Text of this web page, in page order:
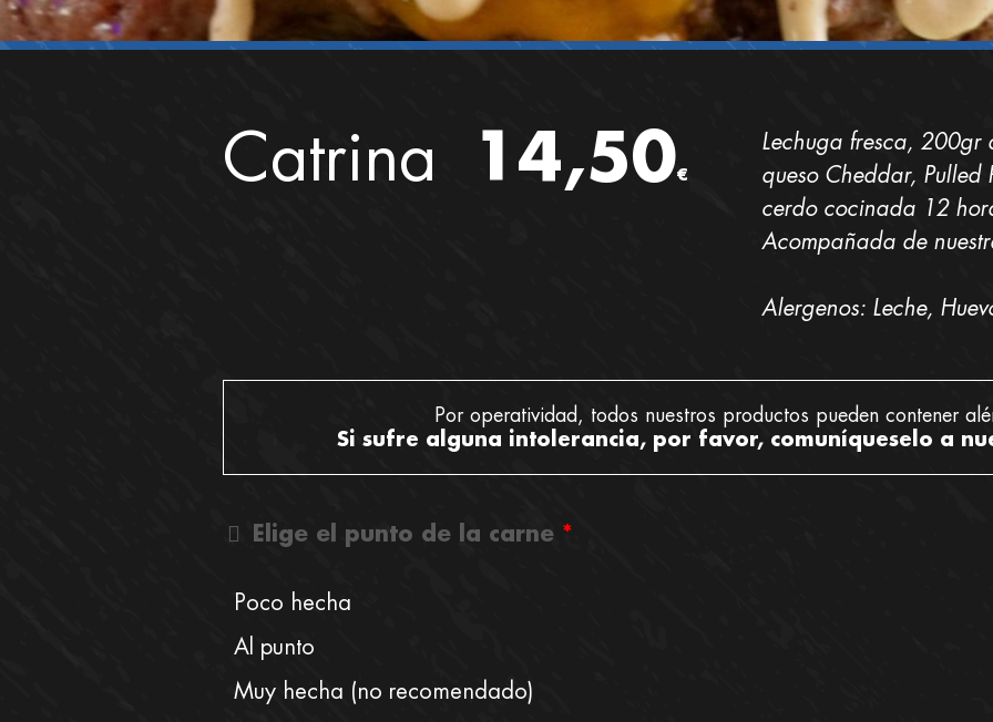
Catrina 14,50€
Lechuga fresca, 200gr
queso Cheddar, Pulled
cerdo cocinada 12
Acompañada de
Alergenos: Leche,
Por operatividad, todos nuestros productos pueden contener
Si sufre alguna intolerancia, por favor, comuníqueselo a
Elige el punto de la carne *
Poco hecha
Al punto
Muy hecha (no recomendado)